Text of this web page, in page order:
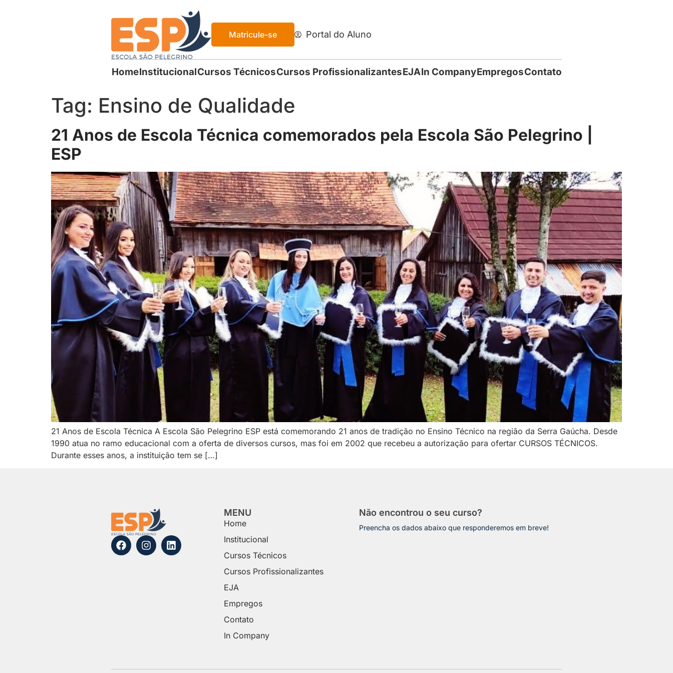
Matricule-se Portal do Aluno
HomeInstitucionalCursos TécnicosCursos ProfissionalizantesEJAIn CompanyEmpregosContato
Tag: Ensino de Qualidade
21 Anos de Escola Técnica comemorados pela Escola São Pelegrino |
ESP
21 Anos de Escola Técnica A Escola São Pelegrino ESP está comemorando 21 anos de tradição no Ensino Técnico na região da Serra Gaúcha. Desde
1990 atua no ramo educacional com a oferta de diversos cursos, mas foi em 2002 que recebeu a autorização para ofertar CURSOS TÉCNICOS.
Durante esses anos, a instituição tem se […]
MENU
Home
Institucional
Cursos Técnicos
Cursos Profissionalizantes
EJA
Empregos
Contato
In Company
Não encontrou o seu curso?
Preencha os dados abaixo que responderemos em breve!